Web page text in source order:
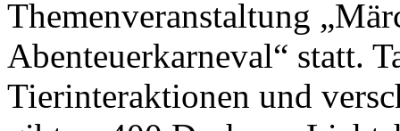
Themenveranstaltung
Abenteuerkarneval“ statt.
Tierinteraktionen und